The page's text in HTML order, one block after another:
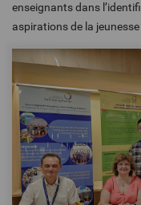
enseignants dans
aspirations de la